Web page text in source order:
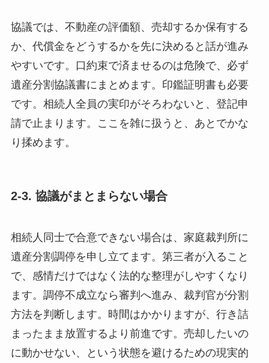
協議では、不動産の評価額、売却するか保有する
か、代償金をどうするかを先に決めると話が進み
やすいです。口約束で済ませるのは危険で、必ず
遺産分割協議書にまとめます。印鑑証明書も必要
です。相続人全員の実印がそろわないと、登記申
請で止まります。ここを雑に扱うと、あとでかな
り揉めます。
2-3. 協議がまとまらない場合
相続人同士で合意できない場合は、家庭裁判所に
遺産分割調停を申し立てます。第三者が入ること
で、感情だけではなく法的な整理がしやすくなり
ます。調停不成立なら審判へ進み、裁判官が分割
方法を判断します。時間はかかりますが、行き詰
まったまま放置するより前進です。売却したいの
に動かせない、という状態を避けるための現実的